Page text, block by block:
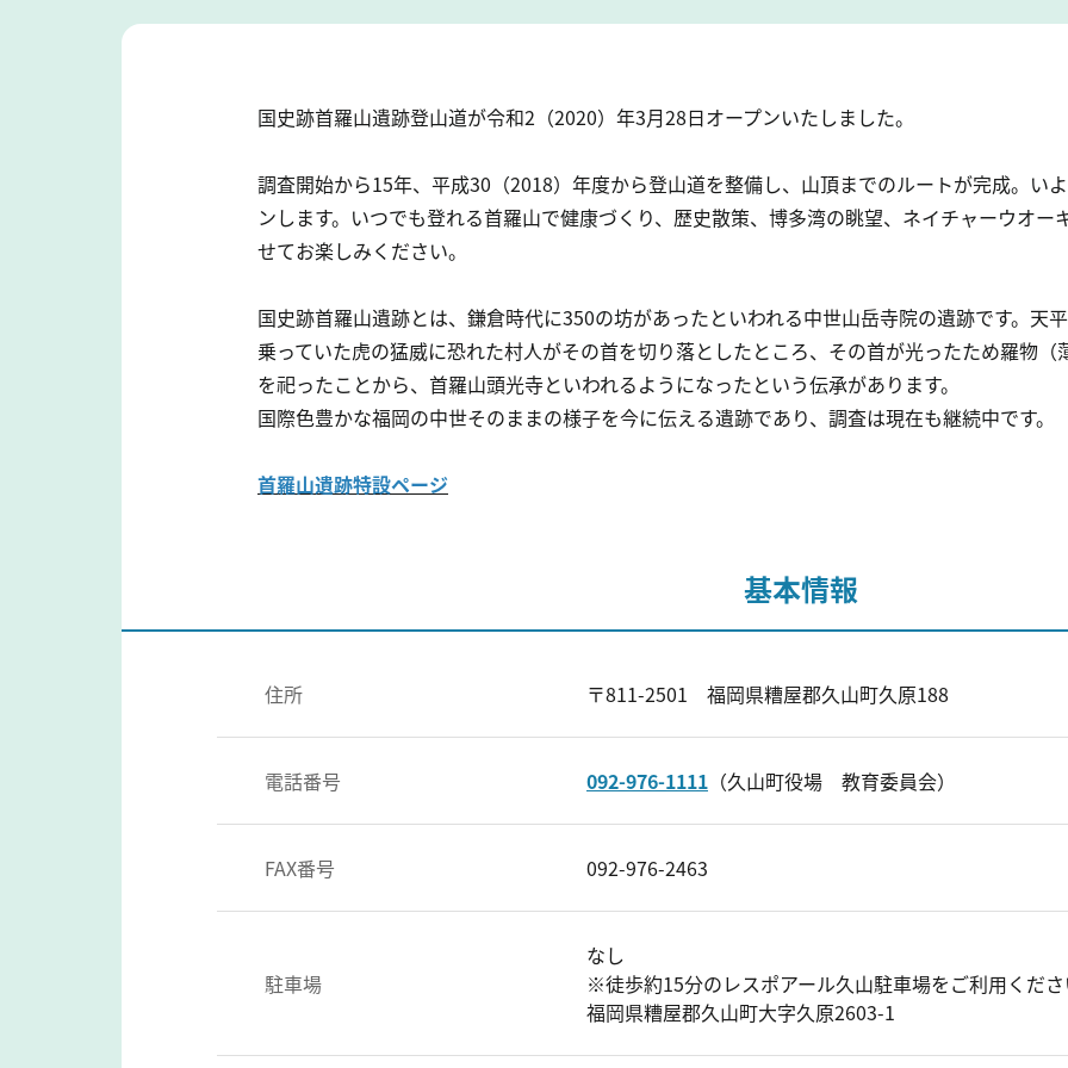
国史跡首羅山遺跡登山道が令和2（2020）年3月28日オープンいたしました。
調査開始から15年、平成30（2018）年度から登山道を整備し、山頂までのルートが完成。い
ンします。いつでも登れる首羅山で健康づくり、歴史散策、博多湾の眺望、ネイチャーウオー
せてお楽しみください。
国史跡首羅山遺跡とは、鎌倉時代に350の坊があったといわれる中世山岳寺院の遺跡です。天
乗っていた虎の猛威に恐れた村人がその首を切り落としたところ、その首が光ったため羅物
を祀ったことから、首羅山頭光寺といわれるようになったという伝承があります。
国際色豊かな福岡の中世そのままの様子を今に伝える遺跡であり、調査は現在も継続中です。
首羅山遺跡特設ページ
基本情報
住所 〒811-2501 福岡県糟屋郡久山町久原188
電話番号 092-976-1111 （久山町役場 教育委員会）
FAX番号 092-976-2463
駐車場
なし
※徒歩約15分のレスポアール久山駐車場をご利用くだ
福岡県糟屋郡久山町大字久原2603-1